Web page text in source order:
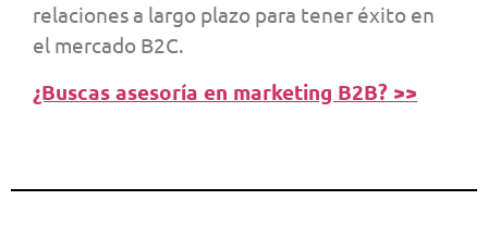
relaciones a largo plazo para tener éxito en
el mercado B2C.
¿Buscas asesoría en marketing B2B? >>